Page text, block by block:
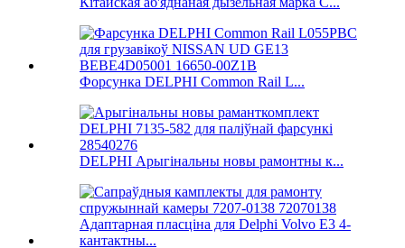
Форсунка DELPHI Common Rail L...
DELPHI Арыгінальны новы рамонтны к...